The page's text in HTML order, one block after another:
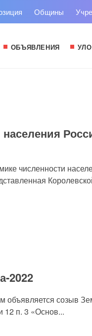
Общины
ОБЪЯВЛЕНИЯ
численности
2022
созыв
12 п. 3 «Основ...